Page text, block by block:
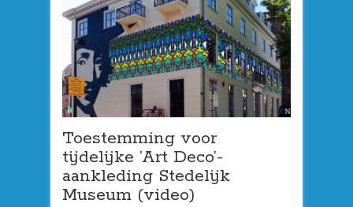
Toestemming voor
tijdelijke ’Art Deco’-
aankleding Stedelijk
Museum (video)